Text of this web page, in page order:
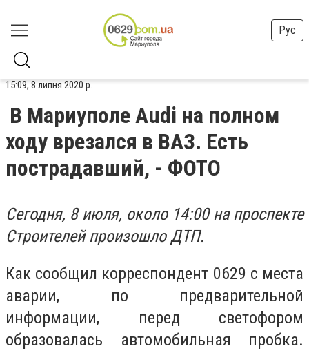
Рус
15:09, 8 липня 2020 р.
В Мариуполе Audi на полном
ходу врезался в ВАЗ. Есть
пострадавший, - ФОТО
Сегодня, 8 июля, около 14:00 на проспекте
Строителей произошло ДТП.
Как сообщил корреспондент 0629 с места
аварии, по предварительной
информации, перед светофором
образовалась автомобильная пробка.